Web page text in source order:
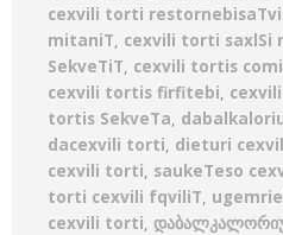
cexvili torti
mitaniT, cexvili torti saxlSi
SekveTiT, cexvili tortis comi
cexvili tortis firfitebi,
tortis SekveTa,
dacexvili torti, dieturi
cexvili torti, saukeTeso
torti cexvili fqviliT,
cexvili torti,